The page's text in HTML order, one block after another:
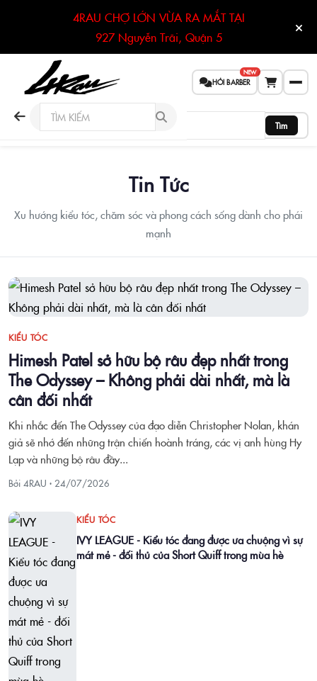
4RAU CHỢ LỚN VỪA RA MẮT TẠI
927 Nguyễn Trãi, Quận 5
HỎI BARBER
NEW
Tìm
Tin Tức
Xu hướng kiểu tóc, chăm sóc và phong cách sống dành cho phái
mạnh
KIỂU TÓC
Himesh Patel sở hữu bộ râu đẹp nhất trong
The Odyssey – Không phải dài nhất, mà là
cân đối nhất
Khi nhắc đến The Odyssey của đạo diễn Christopher Nolan, khán
giả sẽ nhớ đến những trận chiến hoành tráng, các vị anh hùng Hy
Lạp và những bộ râu đầy...
Bởi 4RAU · 24/07/2026
KIỂU TÓC
IVY LEAGUE - Kiểu tóc đang được ưa chuộng vì sự
mát mẻ - đối thủ của Short Quiff trong mùa hè